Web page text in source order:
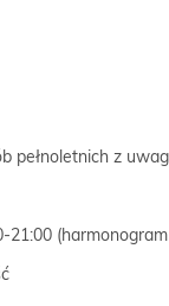
pełnoletnich z
21:00